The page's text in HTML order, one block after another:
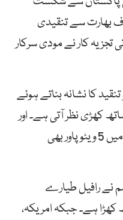
بھارت سے تنقیدی
تجزیہ کار نے مودی سرکار
کا نشانہ بناتے ہوئے
کھڑی نظر آتی ہے۔ اور
اقوام متحدہ کا اجلاس جاری جس میں 5 ویٹو پاور بھی
نے رافیل طیارے
ہے۔ جبکہ امریکہ،